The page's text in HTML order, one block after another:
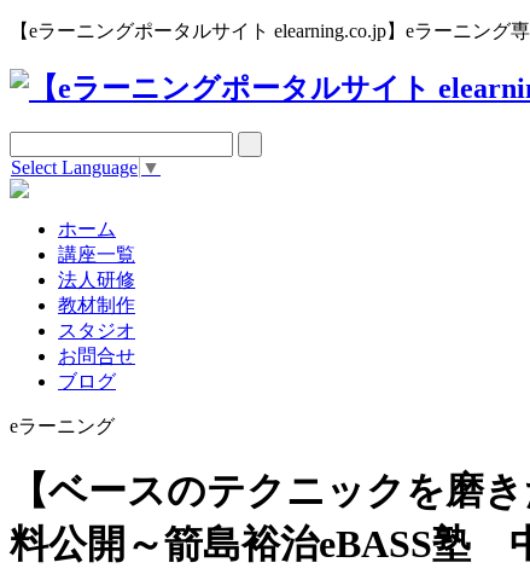
【eラーニングポータルサイト elearning.co.jp】eラーニン
Select Language ▼
ホーム
講座一覧
法人研修
教材制作
スタジオ
お問合せ
ブログ
eラーニング
【ベースのテクニックを磨
料公開～箭島裕治eBASS塾